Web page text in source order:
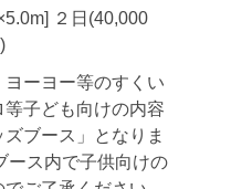
２日(40,000
ーヨー等のすくい
子ども向けの内容
ブース」となりま
ース内で子供向けの